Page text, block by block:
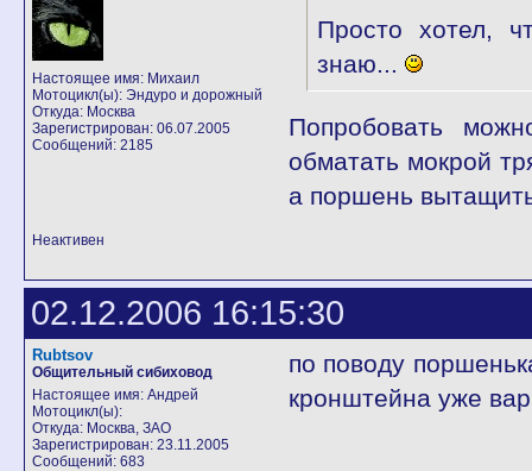
Настоящее имя: Михаил
Мотоцикл(ы): Эндуро и дорожный
Откуда: Москва
Зарегистрирован: 06.07.2005
Сообщений: 2185
Просто хотел,
знаю...
Попробовать
обматать мокрой
а поршень
Неактивен
02.12.2006 16:15:30
Rubtsov
Общительный сибиховод
Настоящее имя: Андрей
Мотоцикл(ы):
Откуда: Москва, ЗАО
Зарегистрирован: 23.11.2005
Сообщений: 683
по поводу
кронштейна уже